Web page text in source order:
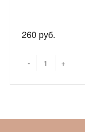
260 руб.
- +